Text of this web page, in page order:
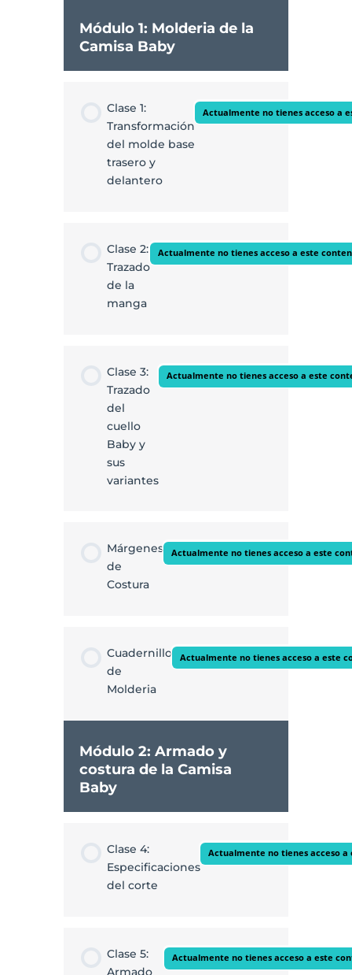
Módulo 1: Molderia de la
Camisa Baby
Clase 1:
Transformación
del molde base
trasero y
delantero
Actualmente no tienes acceso a
Clase 2:
Trazado
de la
manga
Actualmente no tienes acceso a este
Clase 3:
Trazado
del
cuello
Baby y
sus
variantes
Actualmente no tienes acceso a este
Márgenes
de
Costura
Actualmente no tienes acceso a este
Cuadernillo
de
Molderia
Actualmente no tienes acceso a este
Módulo 2: Armado y
costura de la Camisa
Baby
Clase 4:
Especificaciones
del corte
Actualmente no tienes acceso a
Clase 5:
Armado
Actualmente no tienes acceso a este